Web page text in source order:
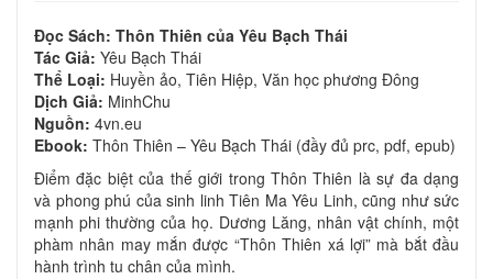
Đọc Sách: Thôn Thiên của Yêu Bạch Thái
Tác Giả: Yêu Bạch Thái
Thể Loại: Huyền ảo, Tiên Hiệp, Văn học phương Đông
Dịch Giả: MinhChu
Nguồn: 4vn.eu
Ebook: Thôn Thiên – Yêu Bạch Thái (đầy đủ prc, pdf, epub)
Điểm đặc biệt của thế giới trong Thôn Thiên là sự đa dạng
và phong phú của sinh linh Tiên Ma Yêu Linh, cũng như sức
mạnh phi thường của họ. Dương Lăng, nhân vật chính, một
phàm nhân may mắn được “Thôn Thiên xá lợi” mà bắt đầu
hành trình tu chân của mình.